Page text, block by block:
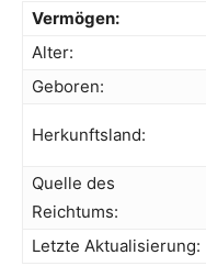
Vermögen:
Alter:
Geboren:
Herkunftsland:
Quelle des
Reichtums:
Letzte Aktualisierung: